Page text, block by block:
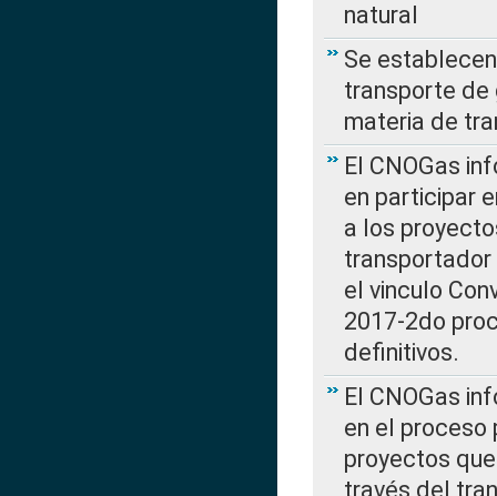
natural
Se
transporte de
materia de
El CNOGas
en participar
a los
transportador
el vinculo
2017-2do
definitivos.
El CNOGas
en el proceso
proyectos
través del